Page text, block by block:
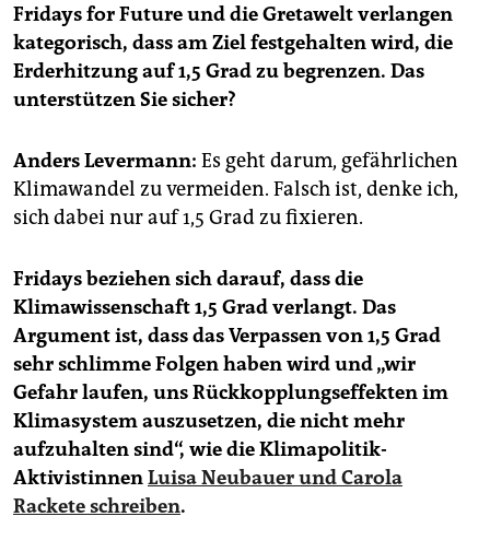
abo
genossenschaft
epaper login
Fridays for Future und die Gretawelt verlangen
kategorisch, dass am Ziel festgehalten wird, die
Erderhitzung auf 1,5 Grad zu begrenzen. Das
unterstützen Sie sicher?
Anders Levermann: Es geht darum, gefährlichen
Klimawandel zu vermeiden. Falsch ist, denke ich,
sich dabei nur auf 1,5 Grad zu fixieren.
Fridays beziehen sich darauf, dass die
Klimawissenschaft 1,5 Grad verlangt. Das
Argument ist, dass das Verpassen von 1,5 Grad
sehr schlimme Folgen haben wird und „wir
Gefahr laufen, uns Rückkopplungseffekten im
Klimasystem auszusetzen, die nicht mehr
aufzuhalten sind“, wie die Klimapolitik-
AktivistinnenLuisa Neubauer und Carola
Rackete schreiben.